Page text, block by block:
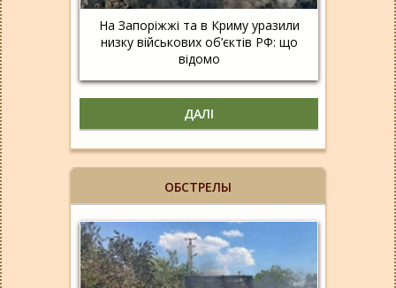
На Запоріжжі та в Криму уразили
низку військових об’єктів РФ: що
відомо
ДАЛІ
ОБСТРЕЛЫ